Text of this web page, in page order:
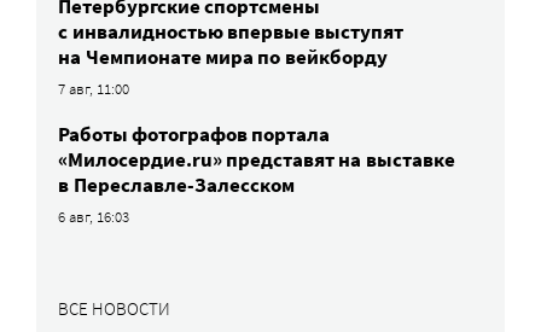
Петербургские спортсмены
c инвалидностью впервые выступят
на Чемпионате мира по вейкборду
7 авг, 11:00
Работы фотографов портала
«Милосердие.ru» представят на выставке
в Переславле-Залесском
6 авг, 16:03
ВСЕ НОВОСТИ